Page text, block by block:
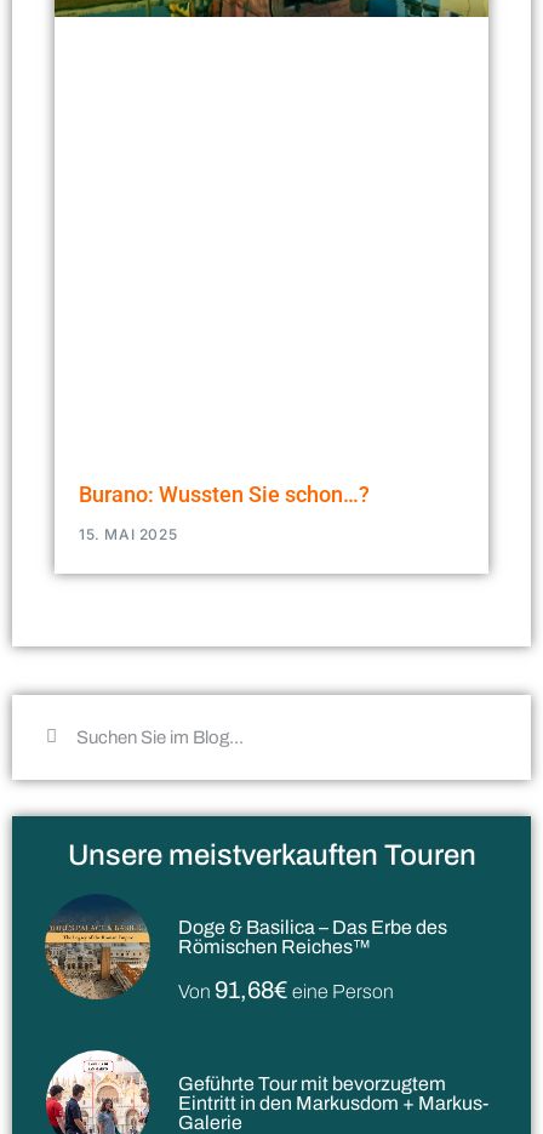
Burano: Wussten Sie schon…?
15. MAI 2025
Unsere meistverkauften Touren
Doge & Basilica – Das Erbe des
Römischen Reiches™
Von 91,68€ eine Person
Geführte Tour mit bevorzugtem
Eintritt in den Markusdom + Markus-
Galerie